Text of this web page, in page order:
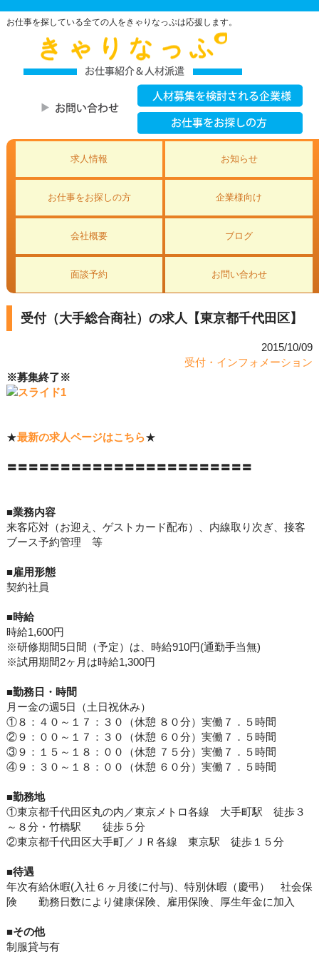
お仕事を探している全ての人をきゃりなっぷは応援します。
求人情報 お知らせ
お仕事をお探しの方 企業様向け
会社概要 ブログ
面談予約 お問い合わせ
受付（大手総合商社）の求人【東京都千代田区】
2015/10/09
受付・インフォメーション
※募集終了※
★最新の求人ページはこちら★
〓〓〓〓〓〓〓〓〓〓〓〓〓〓〓〓〓〓〓〓〓〓〓
■業務内容
来客応対（お迎え、ゲストカード配布）、内線取り次ぎ、接客
ブース予約管理 等
■雇用形態
契約社員
■時給
時給1,600円
※研修期間5日間（予定）は、時給910円(通勤手当無)
※試用期間2ヶ月は時給1,300円
■勤務日・ 時間
月ー金の週5日（土日祝休み）
①８：４０～１７：３０（休憩 ８０分）実働７．５時間
②９：００～１７：３０（休憩 ６０分）実働７．５時間
③９：１５～１８：００（休憩 ７５分）実働７．５時間
④９：３０～１８：００（休憩 ６０分）実働７．５時間
■勤務地
①東京都千代田区丸の内／東京メトロ各線 大手町駅 徒歩３
～８分・竹橋駅 徒歩５分
②東京都千代田区大手町／ＪＲ各線 東京駅 徒歩１５分
■待遇
年次有給休暇(入社６ヶ月後に付与)、特別休暇（慶弔） 社会保
険 勤務日数により健康保険、雇用保険、厚生年金に加入
■その他
制服貸与有